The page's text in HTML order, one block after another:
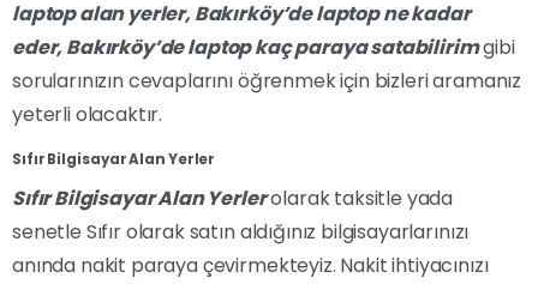
laptop alan yerler,Bakırköy’delaptop ne kadar
eder,Bakırköy’delaptop kaç paraya satabilirimgibi
sorularınızın cevaplarını öğrenmek için bizleri aramanız
yeterli olacaktır.
Sıfır Bilgisayar Alan Yerler
Sıfır Bilgisayar Alan Yerlerolarak taksitle yada
senetle Sıfır olarak satın aldığınız bilgisayarlarınızı
anında nakit paraya çevirmekteyiz. Nakit ihtiyacınızı